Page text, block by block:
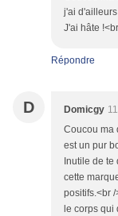
j'ai
J'ai hâte
Répondre
D Domicgy
Coucou ma
est un pur
Inutile de
cette
positifs.<br
le corps qui